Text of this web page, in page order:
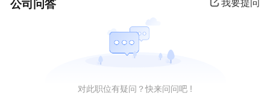
公司问答 我要提问
对此职位有疑问？快来问问吧 !